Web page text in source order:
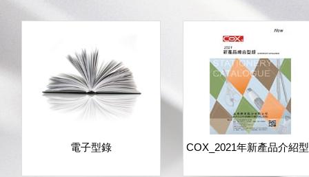
電子型錄 COX_2021年新產品介紹